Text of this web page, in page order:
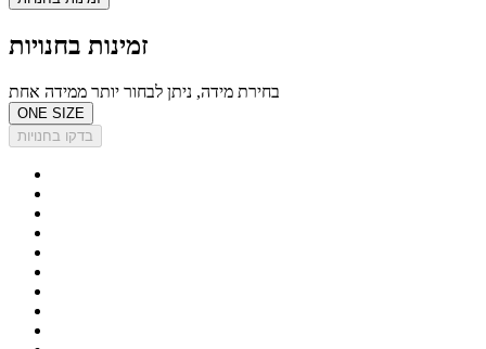
זמינות בחנויות
בחירת מידה, ניתן לבחור יותר ממידה אחת
ONE SIZE
בדקו בחנויות